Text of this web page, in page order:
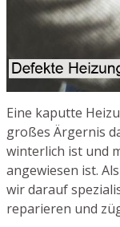
Eine kaputte
großes Ärgernis
winterlich ist und
angewiesen ist.
wir darauf
reparieren und